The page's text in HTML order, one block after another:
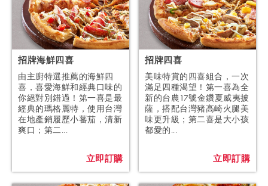
招牌海鮮四喜
由主廚特選推薦的海鮮四
喜，喜愛海鮮和經典口味的
你絕對別錯過！第一喜是最
經典的瑪格麗特，使用台灣
在地產銷履歷小蕃茄，清新
爽口；第二...
立即訂購
招牌四喜
美味特賞的四喜組合，一次
滿足四種渴望！第一喜為全
新的台農17號金鑽夏威夷披
薩，搭配台灣豬高崎火腿美
味更升級；第二喜是大小孩
都愛的...
立即訂購